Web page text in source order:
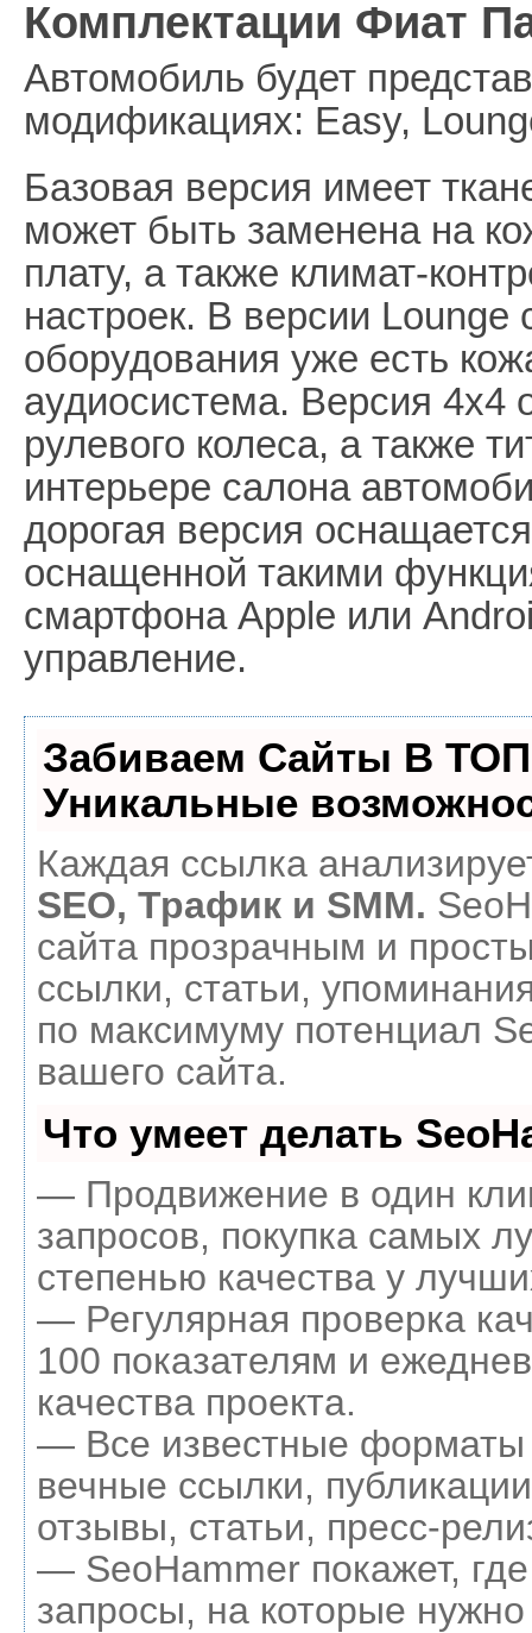
Комплектации Фиат
Автомобиль будет
модификациях: Easy,
Базовая версия имеет
может быть заменена на
плату, а также климат-
настроек. В версии Lounge
оборудования уже есть
аудиосистема. Версия 4х4
рулевого колеса, а также
интерьере салона
дорогая версия
оснащенной такими
смартфона Apple или
управление.
Забиваем Сайты В
Уникальные
Каждая ссылка
SEO, Трафик и SMM.
сайта прозрачным и
ссылки, статьи,
по максимуму потенциал
вашего сайта.
Что умеет делать
— Продвижение в один
запросов, покупка самых
степенью качества у
— Регулярная проверка
100 показателям и
качества проекта.
— Все известные форматы
вечные ссылки,
отзывы, статьи, пресс-
— SeoHammer покажет,
запросы, на которые